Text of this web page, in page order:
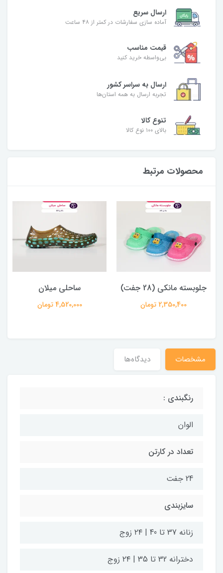
ارسال سریع
آماده سازی سفارشات در کمتر از ۴۸ ساعت
قیمت مناسب
بی‌واسطه خرید کنید
ارسال به سراسر کشور
تجربه ارسال به همه استان‌ها
تنوع کالا
بالای ۱۰۰ نوع کالا
محصولات مرتبط
جلوبسته مانکی (28 جفت)
2,350,400 تومان
ساحلی میلان
4,520,000 تومان
مشخصات دیدگاه‌ها
رنگبندی :
الوان
تعداد در کارتن
24 جفت
سایزبندی
زنانه 37 تا 40 | ۲۴ زوج
دخترانه 32 تا 35 | ۲۴ زوج